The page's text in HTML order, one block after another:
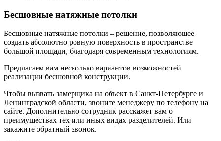
Бесшовные натяжные потолки
Бесшовные натяжные потолки – решение, позволяющее
создать абсолютно ровную поверхность в пространстве
большой площади, благодаря современным технологиям.
Предлагаем вам несколько вариантов возможностей
реализации бесшовной конструкции.
Чтобы вызвать замерщика на объект в Санкт-Петербурге и
Ленинградской области, звоните менеджеру по телефону на
сайте. Дополнительно сотрудник расскажет вам о
преимуществах тех или иных видах разделителей. Или
закажите обратный звонок.